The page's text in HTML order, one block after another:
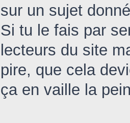
sur un sujet
Si tu le fais par
lecteurs du site
pire, que cela
ça en vaille la